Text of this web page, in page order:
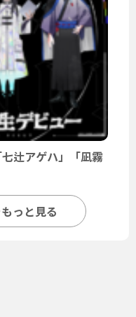
辻アゲハ」「凪霧
っと見る